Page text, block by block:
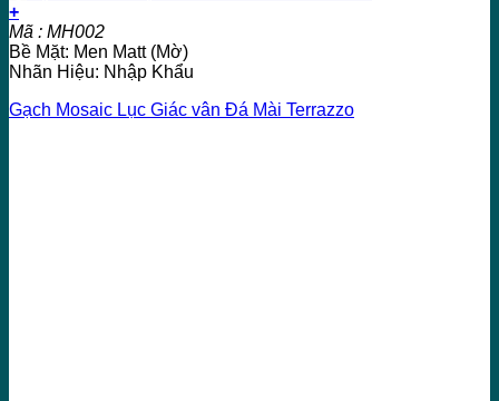
+
Mã : MH002
Bề Mặt: Men Matt (Mờ)
Nhãn Hiệu: Nhập Khẩu
Gạch Mosaic Lục Giác vân Đá Mài Terrazzo